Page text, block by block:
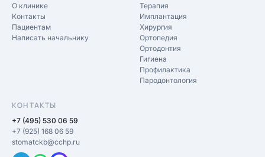
О клинике
Контакты
Пациентам
Написать начальнику
Терапия
Имплантация
Хирургия
Ортопедия
Ортодонтия
Гигиена
Профилактика
Пародонтология
КОНТАКТЫ
+7 (495) 530 06 59
+7 (925) 168 06 59
stomatckb@cchp.ru